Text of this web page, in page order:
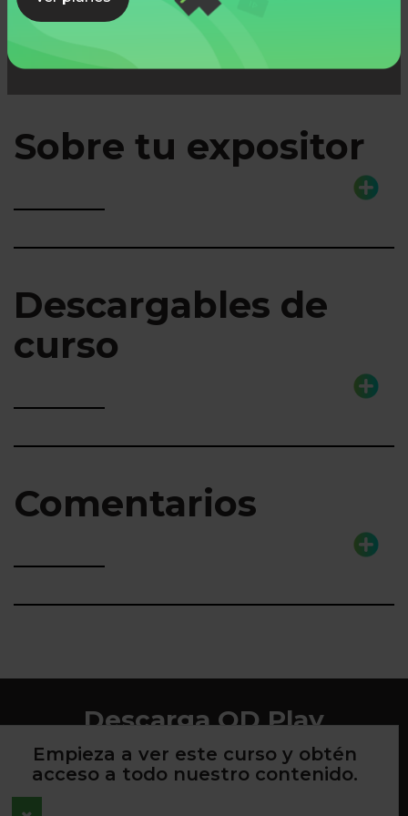
Sobre tu expositor
Descargables de
curso
Comentarios
Empieza a ver este curso y obtén
acceso a todo nuestro contenido.
Descarga QD Play